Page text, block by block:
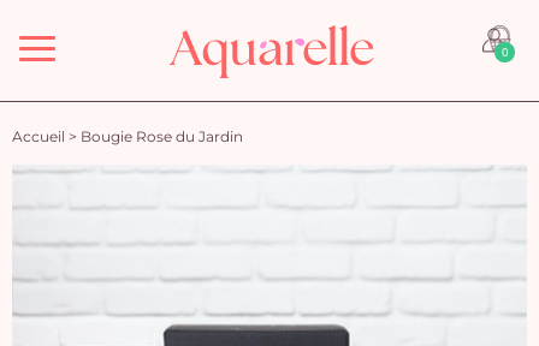
Menu 0
Accueil > Bougie Rose du Jardin